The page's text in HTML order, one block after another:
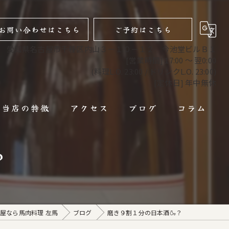
問い合わせはこちら
ご予約はこちら
愛知県名古屋市千種区内山３－１０－１２ 今池堂ビルＢ１
[営業時間] 17:00 ～ 翌0:00
(料理L.O. 23:00 / ドリンクL.O. 23:00)
[定休日] 年中無休
当店の特徴
コース
アクセス ブログ コラム
なら馬肉料理 左馬 ブログ 磨き９割１分の日本酒🍶？